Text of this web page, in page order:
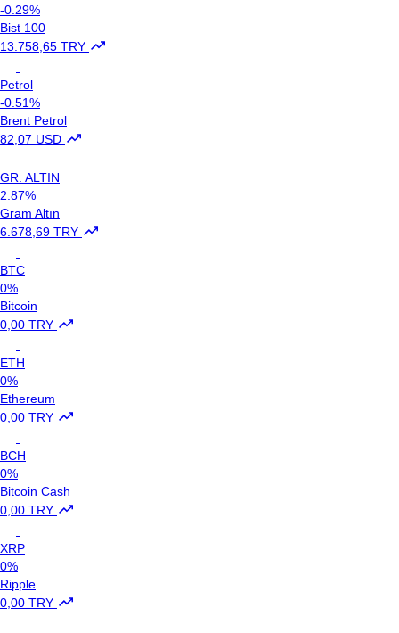
-0.29%
Bist 100
13.758,65 TRY
Petrol
-0.51%
Brent Petrol
82,07 USD
GR. ALTIN
2.87%
Gram Altın
6.678,69 TRY
BTC
0%
Bitcoin
0,00 TRY
ETH
0%
Ethereum
0,00 TRY
BCH
0%
Bitcoin Cash
0,00 TRY
XRP
0%
Ripple
0,00 TRY